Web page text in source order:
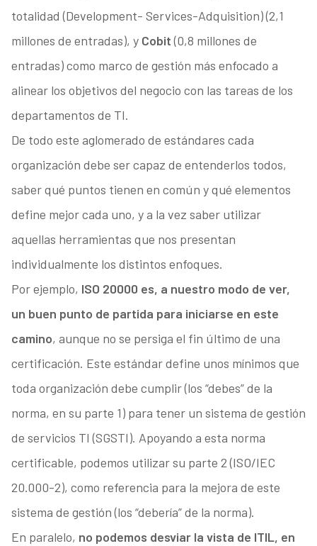
totalidad (Development- Services-Adquisition) (2,1
millones de entradas), y Cobit(0,8 millones de
entradas) como marco de gestión más enfocado a
alinear los objetivos del negocio con las tareas de los
departamentos de TI.
De todo este aglomerado de estándares cada
organización debe ser capaz de entenderlos todos,
saber qué puntos tienen en común y qué elementos
define mejor cada uno, y a la vez saber utilizar
aquellas herramientas que nos presentan
individualmente los distintos enfoques.
Por ejemplo, ISO 20000 es, a nuestro modo de ver,
un buen punto de partida para iniciarse en este
camino, aunque no se persiga el fin último de una
certificación. Este estándar define unos mínimos que
toda organización debe cumplir (los “debes” de la
norma, en su parte 1) para tener un sistema de gestión
de servicios TI (SGSTI). Apoyando a esta norma
certificable, podemos utilizar su parte 2 (ISO/IEC
20.000-2), como referencia para la mejora de este
sistema de gestión (los “debería” de la norma).
En paralelo, no podemos desviar la vista de ITIL, en